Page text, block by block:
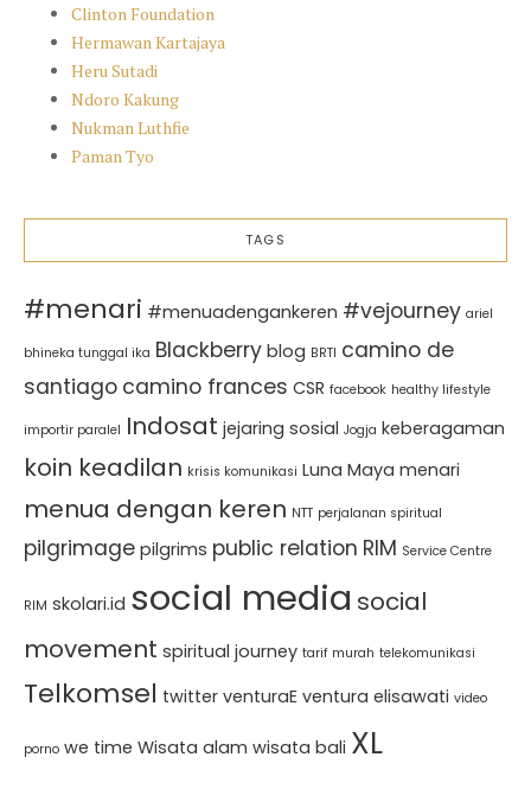
Clinton Foundation
Hermawan Kartajaya
Heru Sutadi
Ndoro Kakung
Nukman Luthfie
Paman Tyo
TAGS
#menari #menuadengankeren #vejourney ariel
bhineka tunggal ika Blackberry blog BRTI camino de
santiago camino frances CSR facebook healthy lifestyle
importir paralel Indosat jejaring sosial Jogja keberagaman
koin keadilan krisis komunikasi Luna Maya menari
menua dengan keren NTT perjalanan spiritual
pilgrimage pilgrims public relation RIM Service Centre
RIM skolari.id social media social
movement spiritual journey tarif murah telekomunikasi
Telkomsel twitter venturaE ventura elisawati video
porno we time Wisata alam wisata bali XL